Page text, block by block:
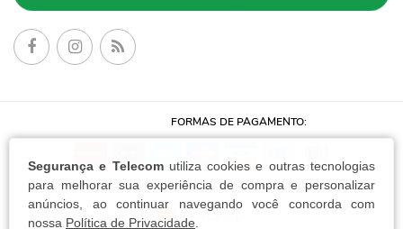
Segurança e Telecomutiliza cookies e outras tecnologias
para melhorar sua experiência de compra e personalizar
anúncios, ao continuar navegando você concorda com
nossa Política de Privacidade.
FORMAS DE PAGAMENTO: